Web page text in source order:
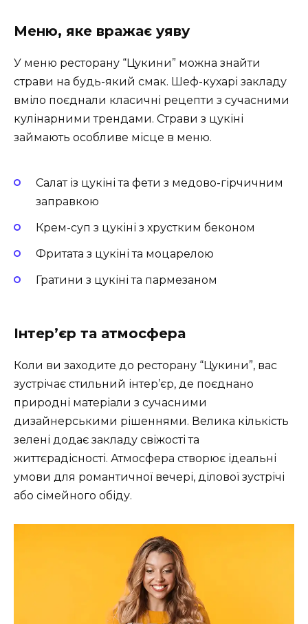
Меню, яке вражає уяву
У меню ресторану “Цукини” можна знайти
страви на будь-який смак. Шеф-кухарі закладу
вміло поєднали класичні рецепти з сучасними
кулінарними трендами. Страви з цукіні
займають особливе місце в меню.
Салат із цукіні та фети з медово-гірчичним
заправкою
Крем-суп з цукіні з хрустким беконом
Фритата з цукіні та моцарелою
Гратини з цукіні та пармезаном
Інтер’єр та атмосфера
Коли ви заходите до ресторану “Цукини”, вас
зустрічає стильний інтер’єр, де поєднано
природні матеріали з сучасними
дизайнерськими рішеннями. Велика кількість
зелені додає закладу свіжості та
життєрадісності. Атмосфера створює ідеальні
умови для романтичної вечері, ділової зустрічі
або сімейного обіду.